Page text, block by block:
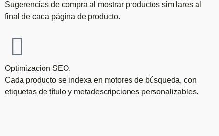
Sugerencias de compra al mostrar productos similares al
final de cada página de producto.
Optimización SEO.
Cada producto se indexa en motores de búsqueda, con
etiquetas de título y metadescripciones personalizables.